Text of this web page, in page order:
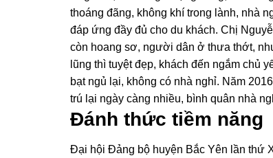
thoáng đãng, không khí trong lành, nhà
đáp ứng đầy đủ cho du khách. Chị
còn hoang sơ, người dân ở thưa thớt,
lũng thì tuyệt đẹp, khách đến ngắm chủ
bạt ngủ lại, không có nhà nghỉ. Năm
trú lại ngày càng nhiều, bình quân nhà
Đánh thức tiềm năng
Đại hội Đảng bộ huyện Bắc Yên lần thứ